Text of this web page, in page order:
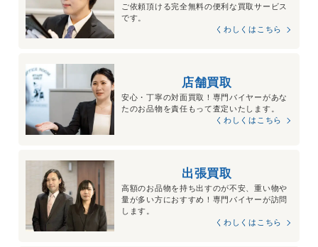
ご依頼頂ける完全無料の便利な買取サービス
です。
くわしくはこちら
店舗買取
安心・丁寧の対面買取！専門バイヤーがあな
たのお品物を責任もって査定いたします。
くわしくはこちら
出張買取
高額のお品物を持ち出すのが不安、重い物や
量が多い方におすすめ！専門バイヤーが訪問
します。
くわしくはこちら